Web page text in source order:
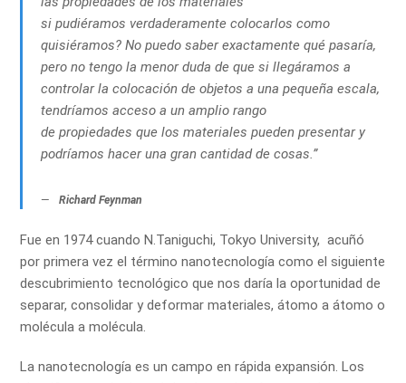
si pudiéramos verdaderamente colocarlos como
quisiéramos? No puedo saber exactamente qué pasaría,
pero no tengo la menor duda de que si llegáramos a
controlar la colocación de objetos a una pequeña escala,
tendríamos acceso a un amplio rango
de propiedades que los materiales pueden presentar y
podríamos hacer una gran cantidad de cosas.”
Richard Feynman
Fue en 1974 cuando N.Taniguchi, Tokyo University, acuñó
por primera vez el término nanotecnología como el siguiente
descubrimiento tecnológico que nos daría la oportunidad de
separar, consolidar y deformar materiales, átomo a átomo o
molécula a molécula.
La nanotecnología es un campo en rápida expansión. Los